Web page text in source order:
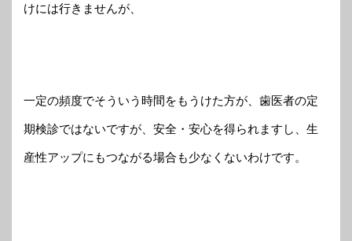
けには行きませんが、
一定の頻度でそういう時間をもうけた方が、歯医者の定
期検診ではないですが、安全・安心を得られますし、生
産性アップにもつながる場合も少なくないわけです。